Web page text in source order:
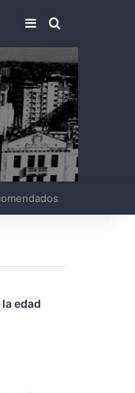
BARRA LATERAL
BUSCAR
la edad